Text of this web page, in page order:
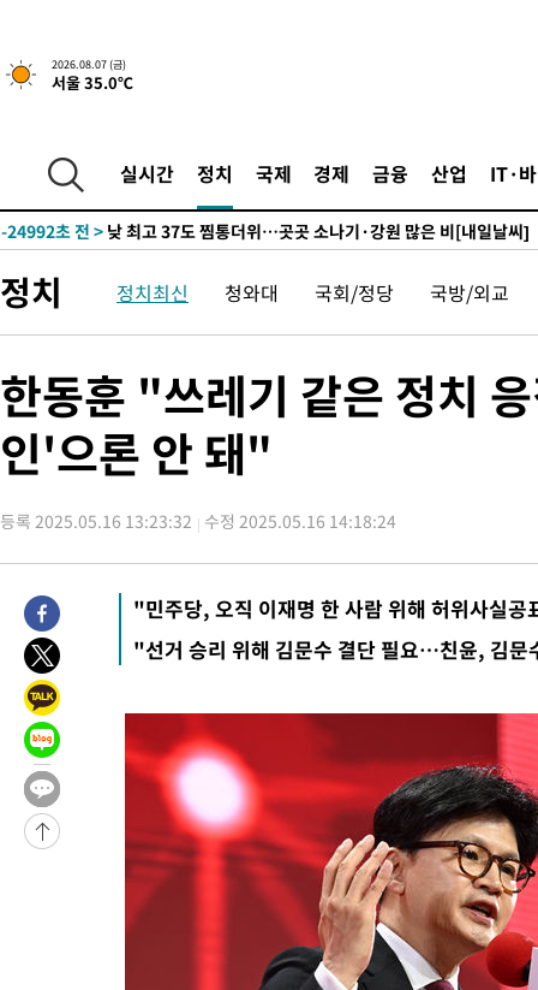
2026.08.07 (금)
서울 35.0℃
실시간 정치 국제 경제 금융 산업 IT·
12분 전 >민주 콩고 에볼라환자 4천명 돌파, 4053명 발생 1850명 사망
-27021초 전 >
[단독]중수청 지원 검사들, 정원 초과 시 낮은 계급 임용…희망
낮 최고 37도 찜통더위…곳곳 소나기·강원 많은 비[내일날씨]
-23298초 전 > SK하이닉스, 용인·청주 팹에 54조 투자…"AI 메모리 수요 선
-19407초 전 >
외국인 심판 성 접대 7경기 들여다보니…한국 축구 '5승 2무'
-19141초 전 >[속보]코스닥, 2.86포인트(0.36%) 내린 798.81마감
-19094초 전 >[속보]코스피, 6200선 약보합…0.60% 내린 6258.77에 마쳐
-19074초 전 >[속보]원·달러 환율, 7.7원 내린 1416.1원 마감
-18963초 전 > [속보] 노원서 40.1도 관측…서울, 2018년 이후 첫 40도
-16053초 전 > [속보]종합특검, '계엄 수용공간 확보' 신용해 前교정본부장
11시간 압수수색에 성접대 파문까지…'쑥대밭' 된 축구협회
-13919초 전 >[속보]규제합리화위원회 부위원장에 김태유 서울대 공대 교
병태 후임
-10277초 전 >
[속보]국힘 윤리위, '돌려차기 발언' 진종오·서범수 징계 절차
-5602초 전 >
[속보] 7월 중국 수출 23.9%↑ 수입 27.5%↑…무역총액
-2762초 전 >
[속보]'채상병 순직 책임' 임성근, 항소심도 징역 3년
-2628초 전 >
12분 전 >
민주 콩고 에볼라환자 4천명 돌파, 4053명 발생 1850명 사망
-27094초 전 >
"낮 기온 소폭 하락"…수도권 폭염중대경보, 폭염경보로 하향
-27058초 전 >
[속보]이 대통령, '호우피해' 안동·의성 관할 4개 면 특별재난
선포
-27021초 전 >
[단독]중수청 지원 검사들, 정원 초과 시 낮은 계급 임용…희망
낮 최고 37도 찜통더위…곳곳 소나기·강원 많은 비[내일날씨]
SK하이닉스, 용인·청주 팹에 54조 투자…"AI 메모리 수요 선
여자배구 이재영·이다영 자매, 아제르바이잔 투란VC 입단
외국인 심판 성 접대 7경기 들여다보니…한국 축구 '5승 2무'
정치 정치최신 청와대 국회/정당 국방/외교
한동훈 "쓰레기 같은 정치
인'으론 안 돼"
등록 2025.05.16 13:23:32 수정 2025.05.16 14:18:24
"민주당, 오직 이재명 한 사람 위해 허위사실공
"선거 승리 위해 김문수 결단 필요…친윤, 김문